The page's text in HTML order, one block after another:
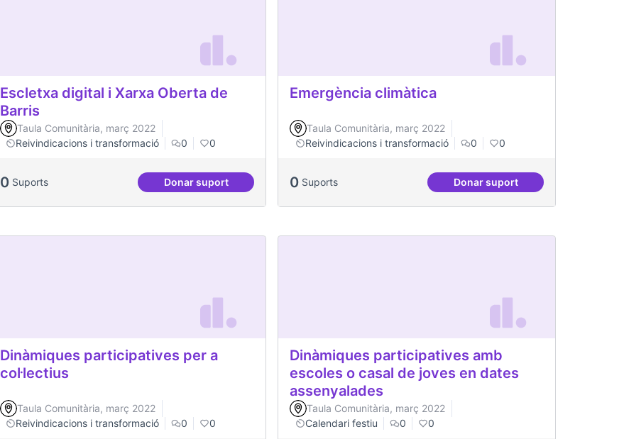
Escletxa digital i Xarxa Oberta de
Barris
Taula Comunitària, març 2022
Reivindicacions i transformació
0 0
0 Suports Donar suportEscletxa digital i Xarxa Oberta de Barris
Emergència climàtica
Taula Comunitària, març 2022
Reivindicacions i transformació
0 0
0 Suports Donar suportEmergència climàtica
Dinàmiques participatives per a
col·lectius
Taula Comunitària, març 2022
Reivindicacions i transformació
0 0
Dinàmiques participatives amb
escoles o casal de joves en dates
assenyalades
Taula Comunitària, març 2022
Calendari festiu
0 0